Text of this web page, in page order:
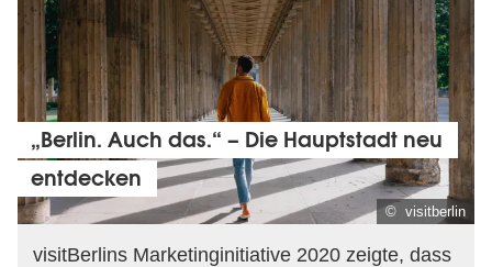
© visitberlin
„Berlin. Auch das.“ – Die Hauptstadt neu
entdecken
visitBerlins Marketinginitiative 2020 zeigte, dass